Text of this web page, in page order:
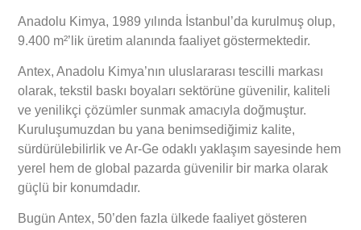
Anadolu Kimya, 1989 yılında İstanbul’da kurulmuş olup,
9.400 m²’lik üretim alanında faaliyet göstermektedir.
Antex, Anadolu Kimya’nın uluslararası tescilli markası
olarak, tekstil baskı boyaları sektörüne güvenilir, kaliteli
ve yenilikçi çözümler sunmak amacıyla doğmuştur.
Kuruluşumuzdan bu yana benimsediğimiz kalite,
sürdürülebilirlik ve Ar-Ge odaklı yaklaşım sayesinde hem
yerel hem de global pazarda güvenilir bir marka olarak
güçlü bir konumdadır.
Bugün Antex, 50’den fazla ülkede faaliyet gösteren